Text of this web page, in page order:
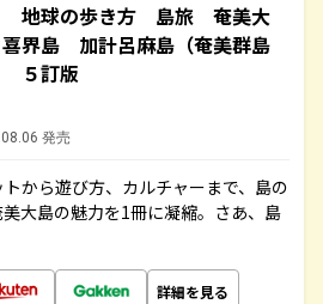
地球の歩き方 島旅 奄美大
界島 加計呂麻島（奄美群島
５訂版
発売
から遊び方、カルチャーまで、島の
大島の魅力を1冊に凝縮。さあ、島
詳細を見る